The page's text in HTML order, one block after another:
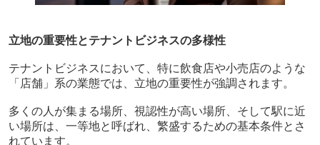
立地の重要性とテナントビジネスの多様性
テナントビジネスにおいて、特に飲食店や小売店のような
「店舗」系の業態では、立地の重要性が強調されます。
多くの人が集まる場所、視認性が高い場所、そして駅に近
い場所は、一等地と呼ばれ、繁盛するための基本条件とさ
れています。